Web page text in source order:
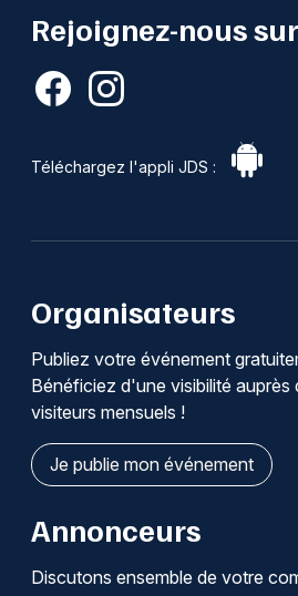
Rejoignez-nous sur
Téléchargez l'appli JDS :
Organisateurs
Publiez votre événement
Bénéficiez d'une visibilité
visiteurs mensuels !
Je publie mon événement
Annonceurs
Discutons ensemble de votre